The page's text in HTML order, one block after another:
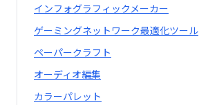
インフォグラフィックメーカー
ゲーミングネットワーク最適化ツール
ペーパークラフト
オーディオ編集
カラーパレット